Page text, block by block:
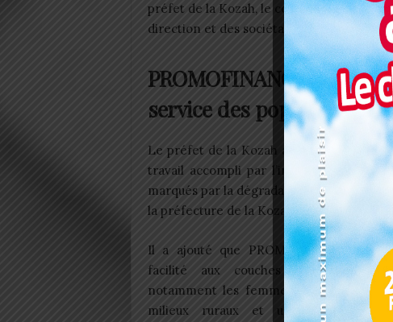
préfet de la Kozah, le colonel Bonfoh
direction et des sociétaires de
PROMOFINANCE KARA
service des populations
Le préfet de la Kozah a ouvert la
travail accompli par l’institution
marqués par la dégradation des
la préfecture de la Kozah et la région de
Il a ajouté que PROMOFINANCE
facilité aux couches à faible
notamment les femmes et les jeunes
milieux ruraux et urbains, l’accès